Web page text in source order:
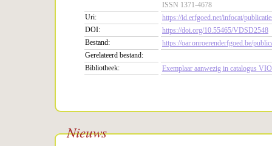
ISSN 1371-4678
Uri:
https://id.erfgoed.net/infocat/
DOI:
https://doi.org/10.55465/VDSD2548
Bestand:
https://oar.onroerenderfgoed.be/
Gerelateerd bestand:
Bibliotheek:
Exemplaar aanwezig in catalogus
Nieuws